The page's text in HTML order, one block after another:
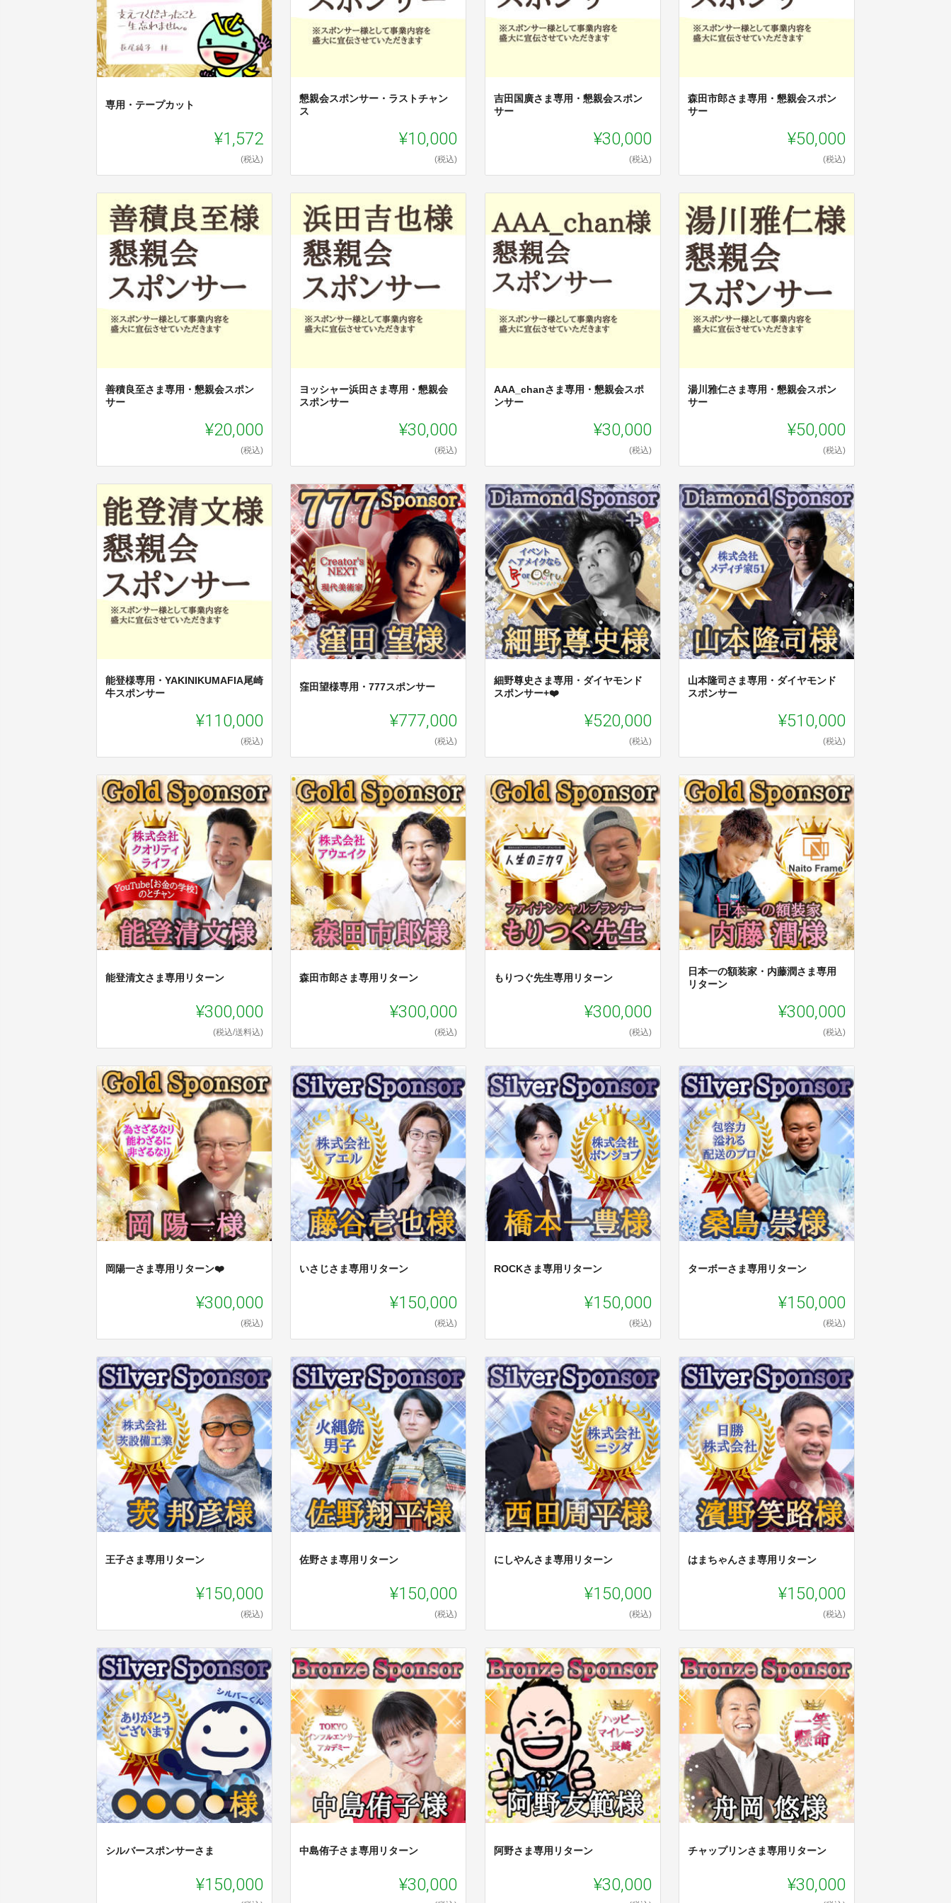
専用・テープカット
¥1,572
(税込)
懇親会スポンサー・ラストチャン
ス
¥10,000
(税込)
吉田国廣さま専用・懇親会スポン
サー
¥30,000
(税込)
森田市郎さま専用・懇親会スポン
サー
¥50,000
(税込)
善積良至さま専用・懇親会スポン
サー
¥20,000
(税込)
ヨッシャー浜田さま専用・懇親会
スポンサー
¥30,000
(税込)
AAA_chanさま専用・懇親会スポ
ンサー
¥30,000
(税込)
湯川雅仁さま専用・懇親会スポン
サー
¥50,000
(税込)
能登様専用・YAKINIKUMAFIA尾崎
牛スポンサー
¥110,000
(税込)
窪田望様専用・777スポンサー
¥777,000
(税込)
細野尊史さま専用・ダイヤモンド
スポンサー+❤️
¥520,000
(税込)
山本隆司さま専用・ダイヤモンド
スポンサー
¥510,000
(税込)
能登清文さま専用リターン
¥300,000
(税込/送料込)
森田市郎さま専用リターン
¥300,000
(税込)
もりつぐ先生専用リターン
¥300,000
(税込)
日本一の額装家・内藤潤さま専用
リターン
¥300,000
(税込)
岡陽一さま専用リターン❤️
¥300,000
(税込)
いさじさま専用リターン
¥150,000
(税込)
ROCKさま専用リターン
¥150,000
(税込)
ターボーさま専用リターン
¥150,000
(税込)
王子さま専用リターン
¥150,000
(税込)
佐野さま専用リターン
¥150,000
(税込)
にしやんさま専用リターン
¥150,000
(税込)
はまちゃんさま専用リターン
¥150,000
(税込)
シルバースポンサーさま
¥150,000
中島侑子さま専用リターン
¥30,000
阿野さま専用リターン
¥30,000
チャップリンさま専用リターン
¥30,000